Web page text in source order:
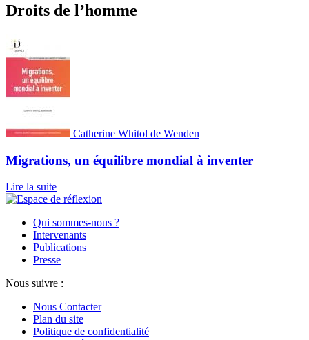
Droits de l’homme
Catherine Whitol de Wenden
Migrations, un équilibre mondial à inventer
Lire la suite
Qui sommes-nous ?
Intervenants
Publications
Presse
Nous suivre :
Nous Contacter
Plan du site
Politique de confidentialité